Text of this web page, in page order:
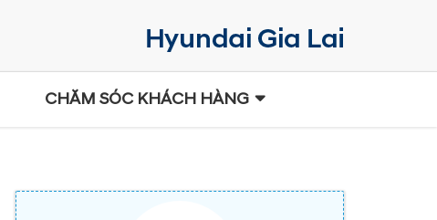
CHĂM SÓC KHÁCH HÀNG